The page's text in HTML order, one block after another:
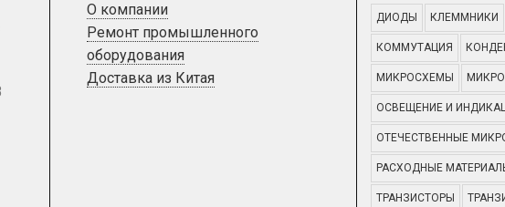
О компании
Ремонт промышленного
оборудования
Доставка из Китая
ДИОДЫ КЛЕММНИКИ
КОММУТАЦИЯ
МИКРОСХЕМЫ
ОСВЕЩЕНИЕ И
ОТЕЧЕСТВЕННЫЕ
РАСХОДНЫЕ
ТРАНЗИСТОРЫ